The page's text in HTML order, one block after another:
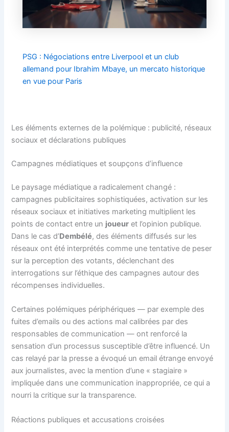
PSG : Négociations entre Liverpool et un club
allemand pour Ibrahim Mbaye, un mercato historique
en vue pour Paris
Les éléments externes de la polémique : publicité, réseaux
sociaux et déclarations publiques
Campagnes médiatiques et soupçons d’influence
Le paysage médiatique a radicalement changé :
campagnes publicitaires sophistiquées, activation sur les
réseaux sociaux et initiatives marketing multiplient les
points de contact entre un joueur et l’opinion publique.
Dans le cas d’Dembélé, des éléments diffusés sur les
réseaux ont été interprétés comme une tentative de peser
sur la perception des votants, déclenchant des
interrogations sur l’éthique des campagnes autour des
récompenses individuelles.
Certaines polémiques périphériques — par exemple des
fuites d’emails ou des actions mal calibrées par des
responsables de communication — ont renforcé la
sensation d’un processus susceptible d’être influencé. Un
cas relayé par la presse a évoqué un email étrange envoyé
aux journalistes, avec la mention d’une « stagiaire »
impliquée dans une communication inappropriée, ce qui a
nourri la critique sur la transparence.
Réactions publiques et accusations croisées